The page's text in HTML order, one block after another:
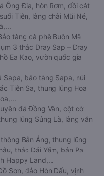
Ông Địa, hòn Rơm, đồi cát
Tiên, làng chài Mũi Né,
tàng cà phê Buôn Mê
3 thác Dray Sap – Dray
Ea Kao, vườn quốc gia
Sapa, bảo tàng Sapa, núi
Tiên Sa, thung lũng Hoa
đá Đồng Văn, cột cờ
lũng Sủng Là, làng văn
Bản Áng, thung lũng
thác Dải Yếm, bản Pa
Happy Land,...
Sơn, đảo Hòn Dấu, vịnh